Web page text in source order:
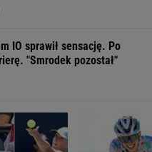
IO sprawił sensację. Po
"Smrodek pozostał"